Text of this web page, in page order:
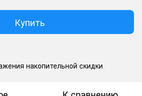
Купить
накопительной скидки